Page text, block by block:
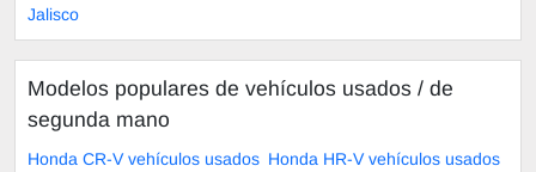
Jalisco
Modelos populares de vehículos usados ​​/ de
segunda mano
Honda CR-V vehículos usados Honda HR-V vehículos usados